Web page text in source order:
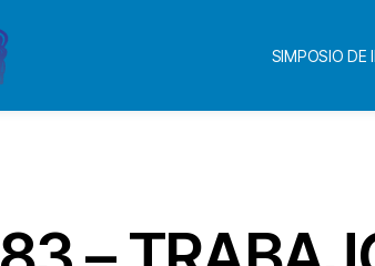
SIMPOSIO DE